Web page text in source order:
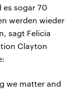
sogar 70
werden wieder
sagt Felicia
Clayton
we matter and